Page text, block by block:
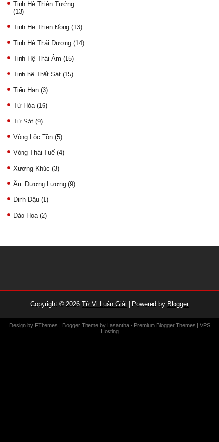
Tinh Hệ Thiên Tướng
(13)
Tinh Hệ Thiên Đồng (13)
Tinh Hệ Thái Dương (14)
Tinh Hệ Thái Âm (15)
Tinh hệ Thất Sát (15)
Tiểu Hạn (3)
Tứ Hóa (16)
Tứ Sát (9)
Vòng Lộc Tồn (5)
Vòng Thái Tuế (4)
Xương Khúc (3)
Âm Dương Lương (9)
Đinh Dậu (1)
Đào Hoa (2)
Copyright © 2026 Tử Vi Luận Giải | Powered by Blogger
Design by FThemes | Blogger Theme by Lasantha- Premium Blogger Themes | VPS
Hosting